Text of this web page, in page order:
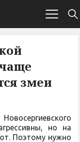
змеи
но на
Поэтому нужно